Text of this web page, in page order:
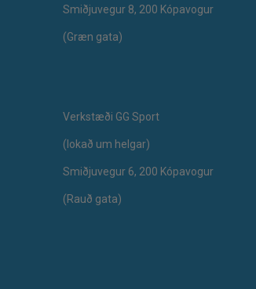
Smiðjuvegur 8, 200 Kópavogur
(Græn gata)
Verkstæði GG Sport
​(lokað um helgar)
Smiðjuvegur 6, 200 Kópavogur
(Rauð gata)